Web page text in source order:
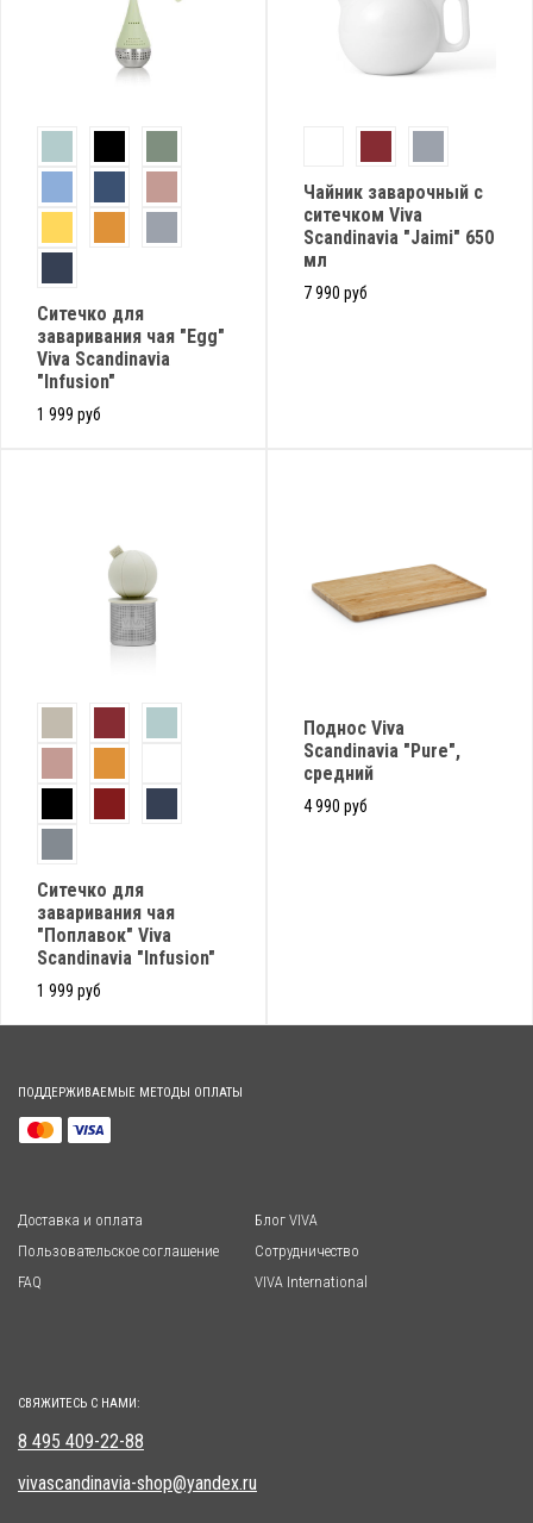
Cитечко для
заваривания чая "Egg"
Viva Scandinavia
"Infusion"
1 999 руб
Чайник заварочный с
ситечком Viva
Scandinavia "Jaimi" 650
мл
7 990 руб
Ситечко для
заваривания чая
"Поплавок" Viva
Scandinavia "Infusion"
1 999 руб
Поднос Viva
Scandinavia "Pure",
средний
4 990 руб
ПОДДЕРЖИВАЕМЫЕ МЕТОДЫ ОПЛАТЫ
Доставка и оплата
Пользовательское соглашение
FAQ
Блог VIVA
Сотрудничество
VIVA International
СВЯЖИТЕСЬ С НАМИ:
8 495 409-22-88
vivascandinavia-shop@yandex.ru